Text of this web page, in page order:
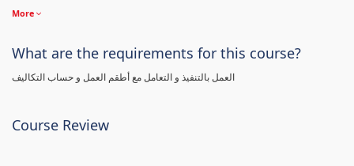
More
What are the requirements for this course?
العمل بالتنفيذ و التعامل مع أطقم العمل و حساب التكاليف
Course Review